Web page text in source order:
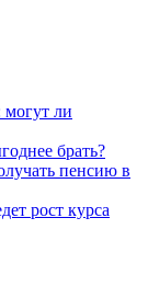
могут ли
брать?
пенсию в
рост курса